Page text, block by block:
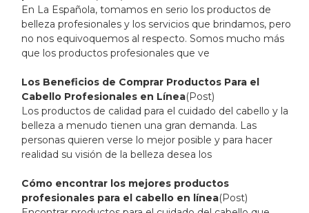
En La Española, tomamos en serio los productos de
belleza profesionales y los servicios que brindamos, pero
no nos equivoquemos al respecto. Somos mucho más
que los productos profesionales que ve
Los Beneficios de Comprar Productos Para el
Cabello Profesionales en Línea(Post)
Los productos de calidad para el cuidado del cabello y la
belleza a menudo tienen una gran demanda. Las
personas quieren verse lo mejor posible y para hacer
realidad su visión de la belleza desea los
Cómo encontrar los mejores productos
profesionales para el cabello en línea(Post)